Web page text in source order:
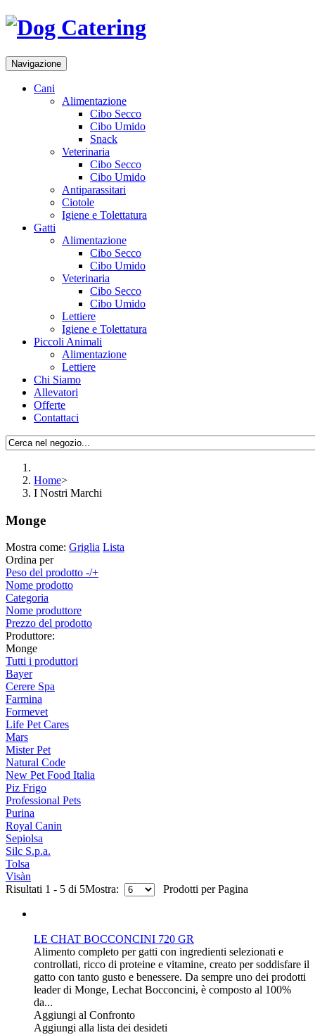
Navigazione
Cani
Alimentazione
Cibo Secco
Cibo Umido
Snack
Veterinaria
Cibo Secco
Cibo Umido
Antiparassitari
Ciotole
Igiene e Tolettatura
Gatti
Alimentazione
Cibo Secco
Cibo Umido
Veterinaria
Cibo Secco
Cibo Umido
Lettiere
Igiene e Tolettatura
Piccoli Animali
Alimentazione
Lettiere
Chi Siamo
Allevatori
Offerte
Contattaci
Home>
I Nostri Marchi
Monge
Mostra come: Griglia Lista
Ordina per
Peso del prodotto -/+
Nome prodotto
Categoria
Nome produttore
Prezzo del prodotto
Produttore:
Monge
Tutti i produttori
Bayer
Cerere Spa
Farmina
Formevet
Life Pet Cares
Mars
Mister Pet
Natural Code
New Pet Food Italia
Piz Frigo
Professional Pets
Purina
Royal Canin
Sepiolsa
Silc S.p.a.
Tolsa
Visàn
Risultati 1 - 5 di 5Mostra: Prodotti per Pagina
LE CHAT BOCCONCINI 720 GR
Alimento completo per gatti con ingredienti selezionati e
controllati, ricco di proteine e vitamine, creato per soddisfare il
gatto con tanto gusto e benessere. Da sempre uno dei prodotti
leader di Monge, Lechat Bocconcini, è composto al 100%
da...
Aggiungi al Confronto
Aggiungi alla lista dei desideti